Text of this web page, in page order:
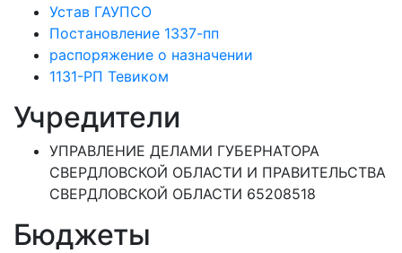
Устав ГАУПСО
Постановление 1337-пп
распоряжение о назначении
1131-РП Тевиком
Учредители
УПРАВЛЕНИЕ ДЕЛАМИ ГУБЕРНАТОРА
СВЕРДЛОВСКОЙ ОБЛАСТИ И ПРАВИТЕЛЬСТВА
СВЕРДЛОВСКОЙ ОБЛАСТИ 65208518
Бюджеты